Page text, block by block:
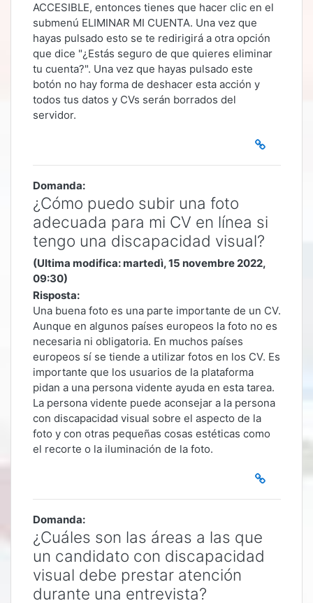
ACCESIBLE, entonces tienes que hacer clic en el
submenú ELIMINAR MI CUENTA. Una vez que
hayas pulsado esto se te redirigirá a otra opción
que dice "¿Estás seguro de que quieres eliminar
tu cuenta?". Una vez que hayas pulsado este
botón no hay forma de deshacer esta acción y
todos tus datos y CVs serán borrados del
servidor.
Domanda:
¿Cómo puedo subir una foto
adecuada para mi CV en línea si
tengo una discapacidad visual?
(Ultima modifica: martedì, 15 novembre 2022,
09:30)
Risposta:
Una buena foto es una parte importante de un CV.
Aunque en algunos países europeos la foto no es
necesaria ni obligatoria. En muchos países
europeos sí se tiende a utilizar fotos en los CV. Es
importante que los usuarios de la plataforma
pidan a una persona vidente ayuda en esta tarea.
La persona vidente puede aconsejar a la persona
con discapacidad visual sobre el aspecto de la
foto y con otras pequeñas cosas estéticas como
el recorte o la iluminación de la foto.
Domanda:
¿Cuáles son las áreas a las que
un candidato con discapacidad
visual debe prestar atención
durante una entrevista?